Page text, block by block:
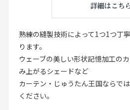
お問い合わせ
お気に入りリスト
お見積り来店予約はこちら
詳細はこち
熟練の縫製技術によって1つ1つ丁
ります。
ウェーブの美しい形状記憶加工の
み上がるシェードなど
カーテン・じゅうたん王国ならで
ください。